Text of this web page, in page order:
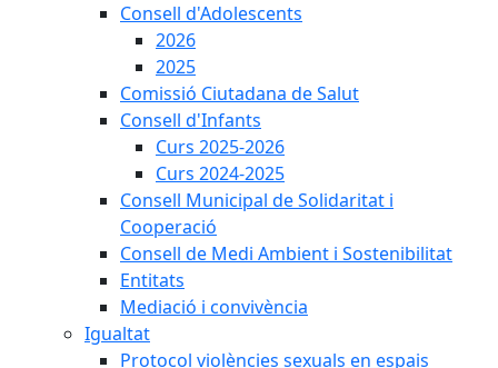
Consell d'Adolescents
2026
2025
Comissió Ciutadana de Salut
Consell d'Infants
Curs 2025-2026
Curs 2024-2025
Consell Municipal de Solidaritat i
Cooperació
Consell de Medi Ambient i Sostenibilitat
Entitats
Mediació i convivència
Igualtat
Protocol violències sexuals en espais